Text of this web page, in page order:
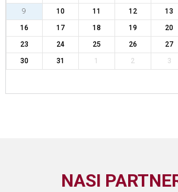
9
10 11 12 13
16
17 18 19 20
23
24 25 26 27
30
31 1 2 3
NASI